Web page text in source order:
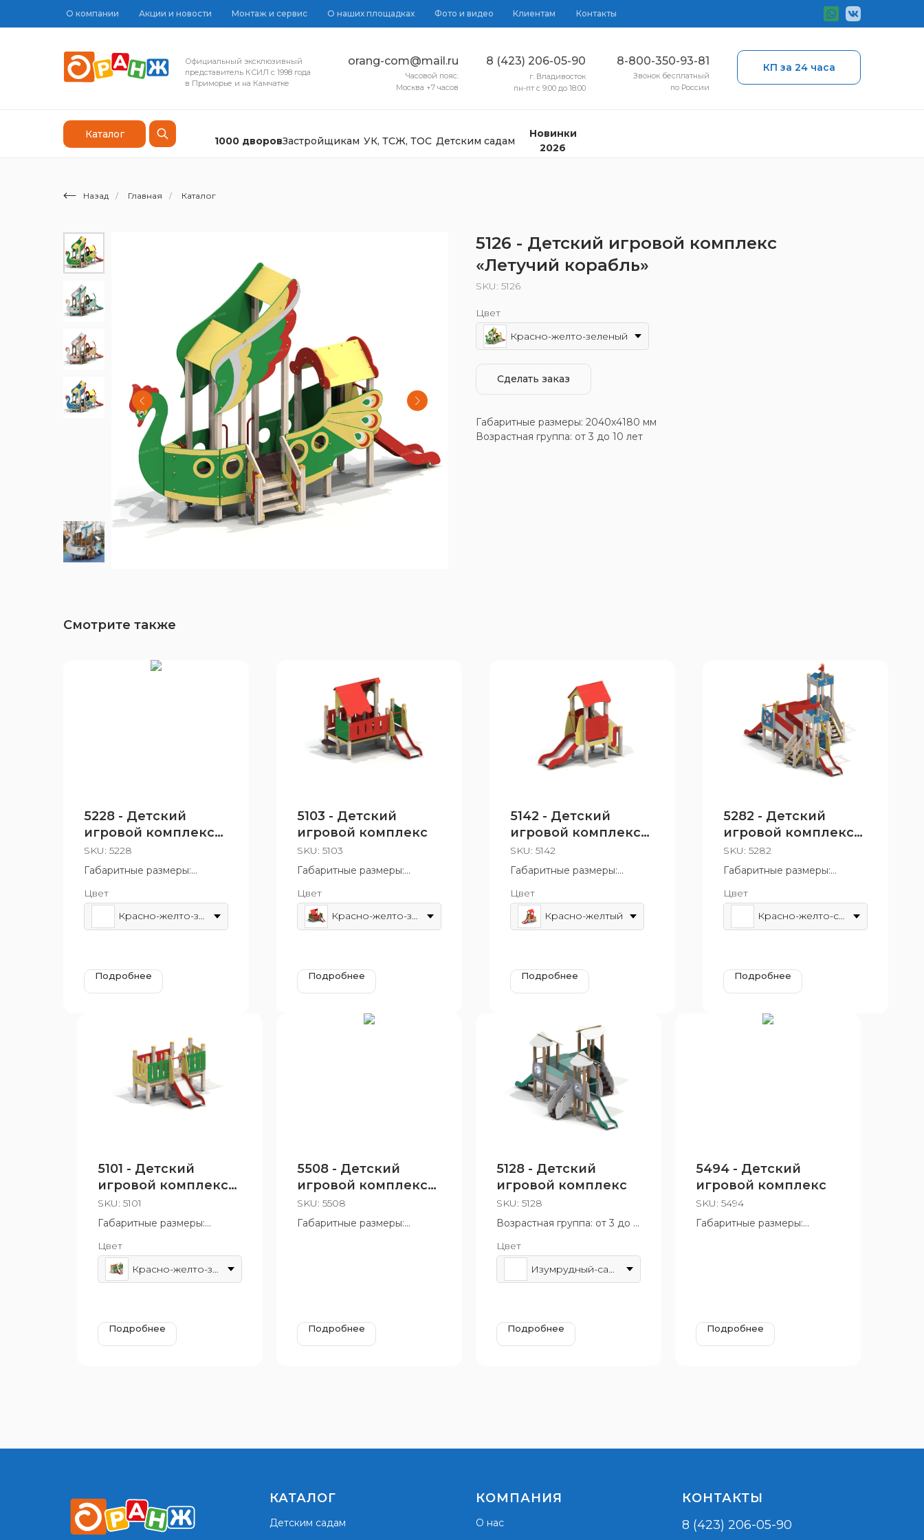
О компании Акции и новости Монтаж и сервис О наших площадках Фото и видео Клиентам Контакты
Каталог
КП за 24 часа
8 (423) 206-05-90 8-800-350-93-81
Официальный эксклюзивный
представитель КСИЛ с 1998 года
в Приморье и на Камчатке
orang-com@mail.ru
Звонок бесплатный
по России
г. Владивосток
пн-пт с 9:00 до 18:00
Часовой пояс:
Москва +7 часов
1000 дворовЗастройщикам УК, ТСЖ, ТОС Детским садам
Новинки
2026
Назад / Главная / Каталог
5126 - Детский игровой комплекс
«Летучий корабль»
SKU: 5126
Цвет
Красно-желто-зеленый
Сделать заказ
Габаритные размеры: 2040x4180 мм
Возрастная группа: от 3 до 10 лет
Смотрите также
5228 - Детский
игровой комплекс
«Восточная сказка»
SKU: 5228
Габаритные размеры:
Возрастная группа: от 3 до 7
Цвет
Красно-желто-зеленый
Подробнее
5103 - Детский
игровой комплекс
SKU: 5103
Габаритные размеры:
Возрастная группа: от 3 до 7
лет
Цвет
Красно-желто-зеленый
Подробнее
5142 - Детский
игровой комплекс
«Мини»
SKU: 5142
Габаритные размеры:
Возрастная группа: от 3 до 7
Цвет
Красно-желтый
Подробнее
5282 - Детский
игровой комплекс
«Золотая рыбка»
SKU: 5282
Габаритные размеры:
Возрастная группа: от 3 до 7
Цвет
Красно-желто-синий
Подробнее
5101 - Детский
игровой комплекс
«Манеж»
SKU: 5101
Габаритные размеры:
Возрастная группа: от 3 до 7
лет
Цвет
Подробнее
5508 - Детский
игровой комплекс
«Траектория»
SKU: 5508
Габаритные размеры:
Подробнее
5128 - Детский
игровой комплекс
SKU: 5128
Возрастная группа: от 3 до 7
Цвет
Подробнее
5494 - Детский
игровой комплекс
SKU: 5494
Габаритные размеры:
Подробнее
КАТАЛОГ
Детским садам
КОМПАНИЯ
О нас
КОНТАКТЫ
8 (423) 206-05-90